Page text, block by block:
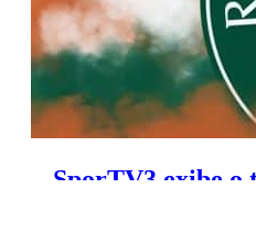
SporTV3 exibe o